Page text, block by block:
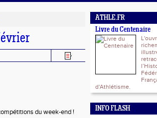
du week-end !
ATHLE.FR
Livre du Centenaire
d'Athlétisme.
INFO FLASH